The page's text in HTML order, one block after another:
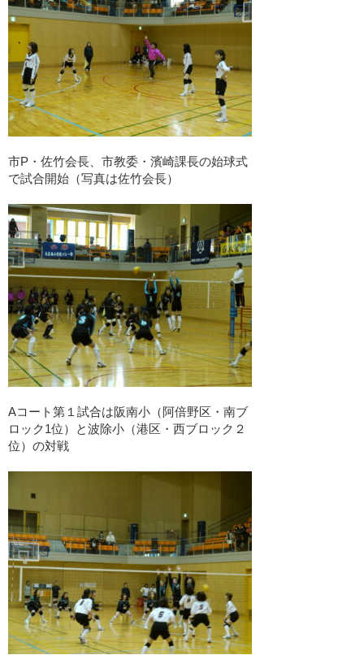
市P・佐竹会長、市教委・濱崎課長の始球式
で試合開始（写真は佐竹会長）
Aコート第１試合は阪南小（阿倍野区・南ブ
ロック1位）と波除小（港区・西ブロック２
位）の対戦